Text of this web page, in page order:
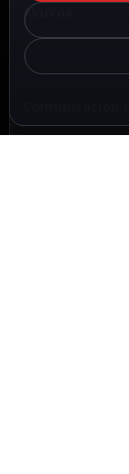
Akuvox